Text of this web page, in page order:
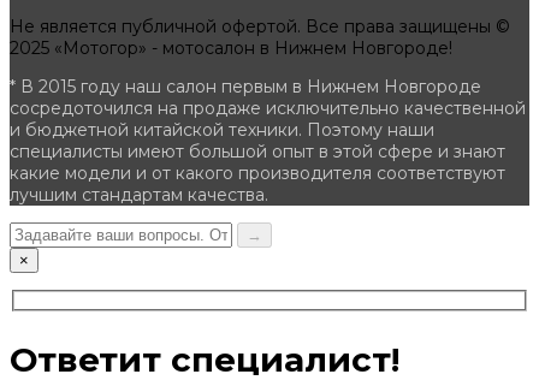
Не является публичной офертой. Все права защищены ©
2025 «Мотогор» - мотосалон в Нижнем Новгороде!
* В 2015 году наш салон первым в Нижнем Новгороде
сосредоточился на продаже исключительно качественной
и бюджетной китайской техники. Поэтому наши
специалисты имеют большой опыт в этой сфере и знают
какие модели и от какого производителя соответствуют
лучшим стандартам качества.
→
×
Ответит специалист!